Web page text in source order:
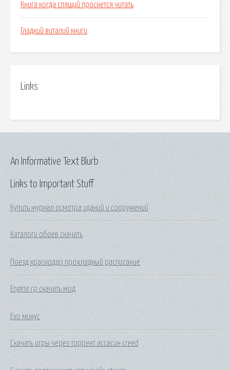
Книга когда спящий проснется читать
Гладкий виталий книги
Links
Links to Important Stuff
Купить журнал осмотра зданий и сооружений
Каталоги обоев скачать
Поезд краснодар прохладный расписание
Engine rp скачать мод
Evo минус
Скачать игры через торрент ассасин creed
An Informative Text Blurb